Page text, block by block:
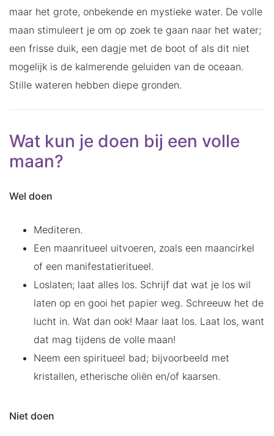
maar het grote, onbekende en mystieke water. De volle
maan stimuleert je om op zoek te gaan naar het water;
een frisse duik, een dagje met de boot of als dit niet
mogelijk is de kalmerende geluiden van de oceaan.
Stille wateren hebben diepe gronden.
Wat kun je doen bij een volle
maan?
Wel doen
Mediteren.
Een maanritueel uitvoeren, zoals een maancirkel
of een manifestatieritueel.
Loslaten; laat alles los. Schrijf dat wat je los wil
laten op en gooi het papier weg. Schreeuw het de
lucht in. Wat dan ook! Maar laat los. Laat los, want
dat mag tijdens de volle maan!
Neem een spiritueel bad; bijvoorbeeld met
kristallen, etherische oliën en/of kaarsen.
Niet doen